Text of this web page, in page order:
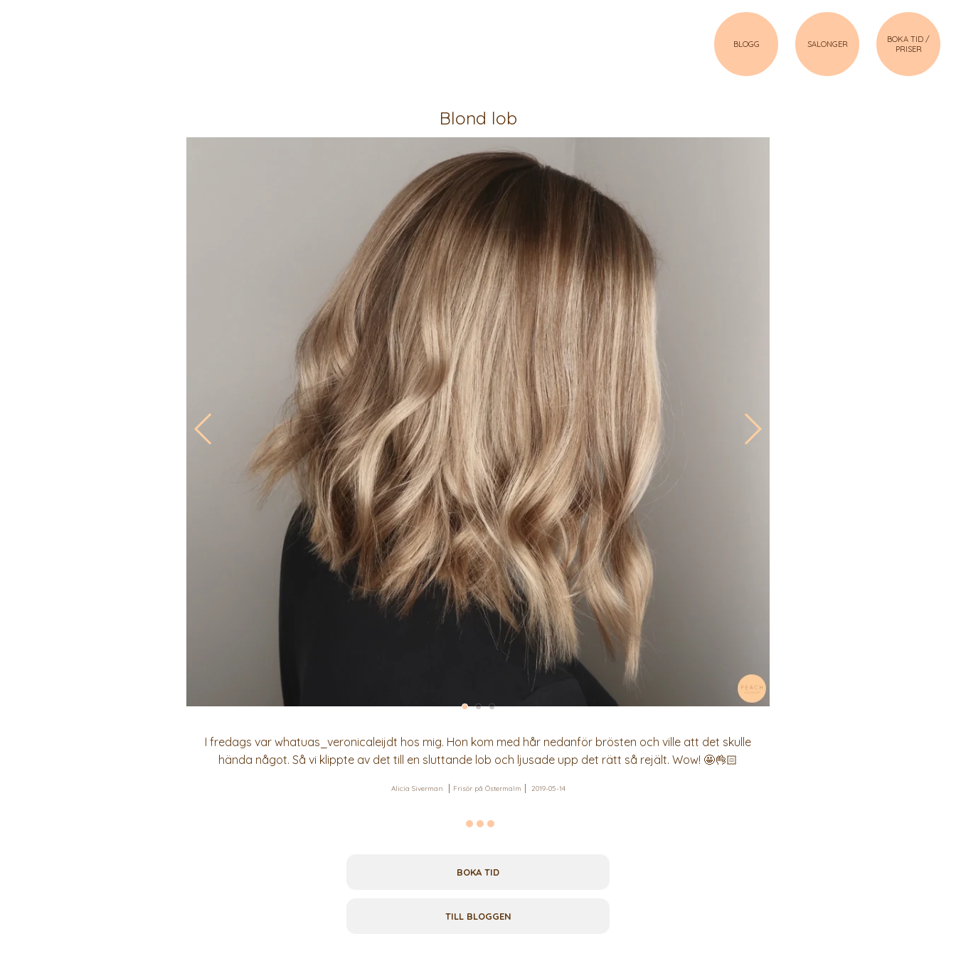
BLOGG SALONGER
BOKA TID /
PRISER
Blond lob
I fredags var whatuas_veronicaleijdt hos mig. Hon kom med hår nedanför brösten och ville att det skulle
hända något. Så vi klippte av det till en sluttande lob och ljusade upp det rätt så rejält. Wow! 🤩👌🏻
Alicia Siverman Frisör på Östermalm 2019-05-14
BOKA TID
TILL BLOGGEN